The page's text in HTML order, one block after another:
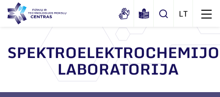
Apie mus
Dokumentai
Struktūra
LABORATORIJA